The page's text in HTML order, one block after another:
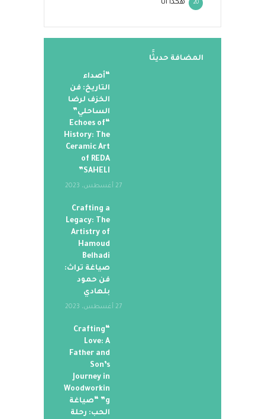
هكذا أنا 20
المضافة حديثََا
“أصداء
التاريخ: فن
الخزف لرضا
الساحلي”
“Echoes of
History: The
Ceramic Art
of REDA
SAHELI”
27 أغسطس، 2023
Crafting a
Legacy: The
Artistry of
Hamoud
Belhadi
صياغة تراث:
فن حمود
بلهادي
27 أغسطس، 2023
“Crafting
Love: A
Father and
Son’s
Journey in
Woodworkin
g” “صياغة
الحب: رحلة